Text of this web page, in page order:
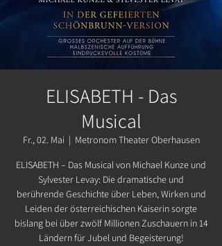
ELISABETH - Das
Musical
Fr., 02. Mai
  |
Metronom Theater Oberhausen
ELISABETH – Das Musical von Michael Kunze und
Sylvester Levay: Die dramatische und
berührende Geschichte über Leben, Wirken und
Leiden der österreichischen Kaiserin sorgte
bislang bei über zwölf Millionen Zuschauern in 14
Ländern für Jubel und Begeisterung!